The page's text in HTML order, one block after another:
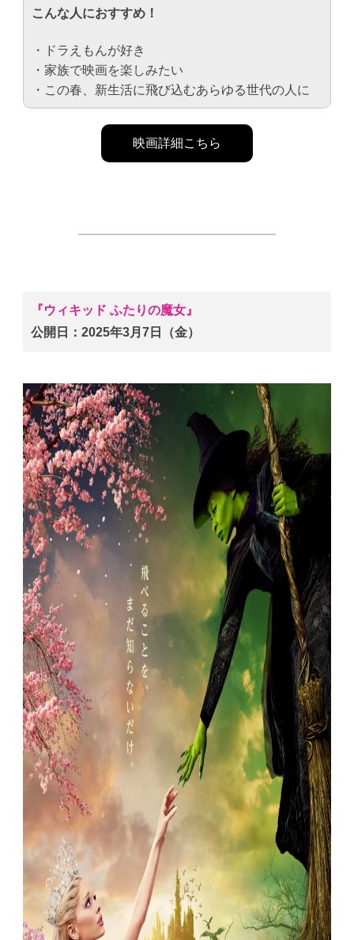
こんな人におすすめ！
・ドラえもんが好き
・家族で映画を楽しみたい
・この春、新生活に飛び込むあらゆる世代の人に
映画詳細こちら
『ウィキッド ふたりの魔女』
公開日：2025年3月7日（金）